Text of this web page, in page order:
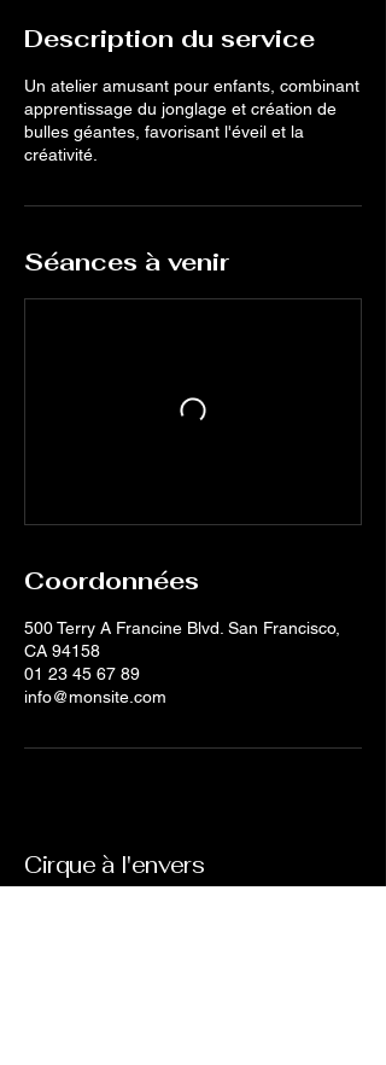
Description du service
Un atelier amusant pour enfants, combinant
apprentissage du jonglage et création de
bulles géantes, favorisant l'éveil et la
créativité.
Séances à venir
Coordonnées
500 Terry A Francine Blvd. San Francisco,
CA 94158
01 23 45 67 89
info@monsite.com
Cirque à l'envers